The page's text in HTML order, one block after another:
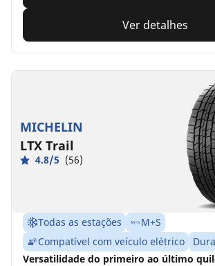
Ver detalhes
MICHELIN
LTX Trail
4.8/5 (56)
Todas as estações
M+S
Compatível com veículo elétrico
Versatilidade do primeiro ao último